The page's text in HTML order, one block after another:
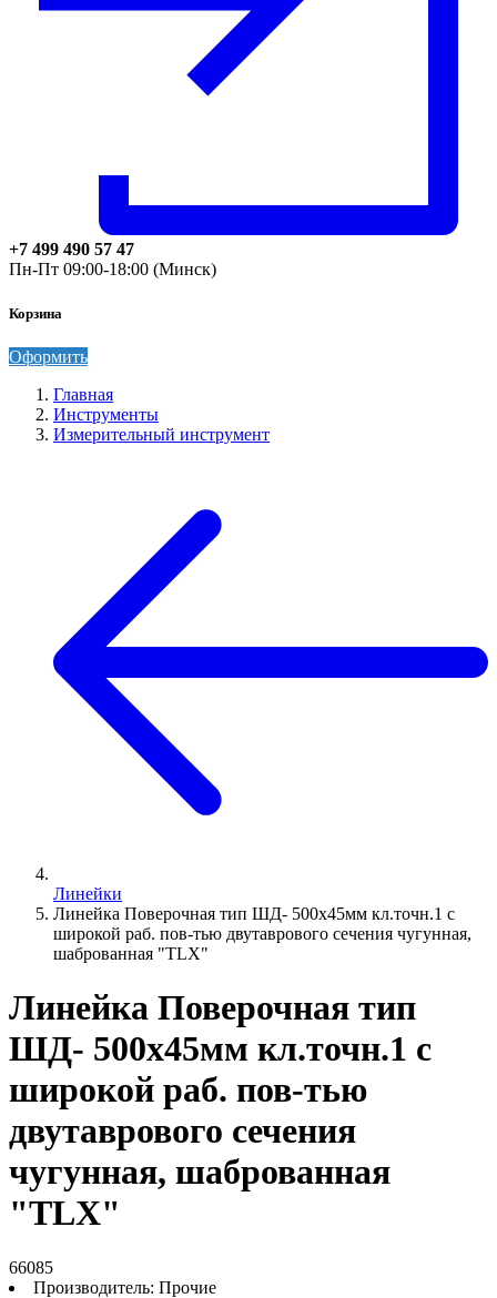
+7 499 490 57 47
Пн-Пт 09:00-18:00 (Минск)
Корзина
Оформить
Главная
Инструменты
Измерительный инструмент
Линейки
Линейка Поверочная тип ШД- 500х45мм кл.точн.1 с
широкой раб. пов-тью двутаврового сечения чугунная,
шаброванная "TLX"
Линейка Поверочная тип
ШД- 500х45мм кл.точн.1 с
широкой раб. пов-тью
двутаврового сечения
чугунная, шаброванная
"TLX"
66085
Производитель: Прочие